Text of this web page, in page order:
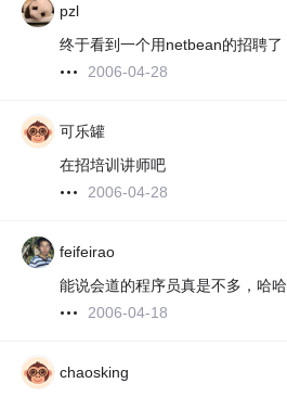
pzl
终于看到一个用netbean的招聘了
2006-04-28
可乐罐
在招培训讲师吧
2006-04-28
feifeirao
能说会道的程序员真是不多，哈哈
2006-04-18
chaosking